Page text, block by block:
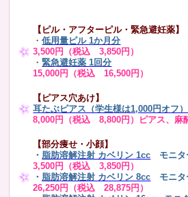
【ピル・アフターピル・緊急避妊薬】
・低用量ピル 1か月分
3,500円（税込 3,850円）
・緊急避妊薬 1回分
15,000円（税込 16,500円）
【ピアス穴あけ】
耳たぶピアス（学生様は1,000円オフ）
8,000円（税込 8,800円）ピアス、麻
【部分痩せ・小顔】
・ 脂肪溶解注射 カベリン 1cc モニタ
3,500円（税込 3,850円）
・ 脂肪溶解注射 カベリン 8cc モニタ
26,250円（税込 28,875円）